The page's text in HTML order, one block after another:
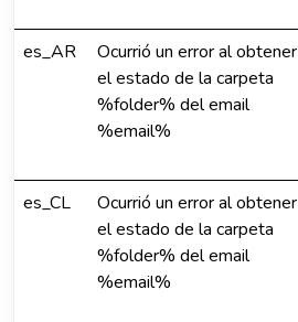
es_AR
Ocurrió un error al obtener
el estado de la carpeta
%folder% del email
%email%
es_CL
Ocurrió un error al obtener
el estado de la carpeta
%folder% del email
%email%